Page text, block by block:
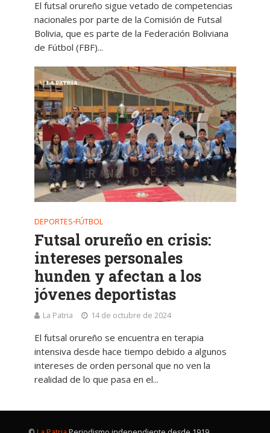
El futsal orureño sigue vetado de competencias
nacionales por parte de la Comisión de Futsal
Bolivia, que es parte de la Federación Boliviana
de Fútbol (FBF)...
DEPORTES•FÚTBOL
Futsal orureño en crisis:
intereses personales
hunden y afectan a los
jóvenes deportistas
La Patria 14 de octubre de 2024
El futsal orureño se encuentra en terapia
intensiva desde hace tiempo debido a algunos
intereses de orden personal que no ven la
realidad de lo que pasa en el...